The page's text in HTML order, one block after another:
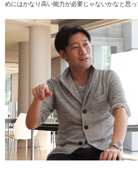
めにはかなり高い能力が必要じゃないかなと思っ